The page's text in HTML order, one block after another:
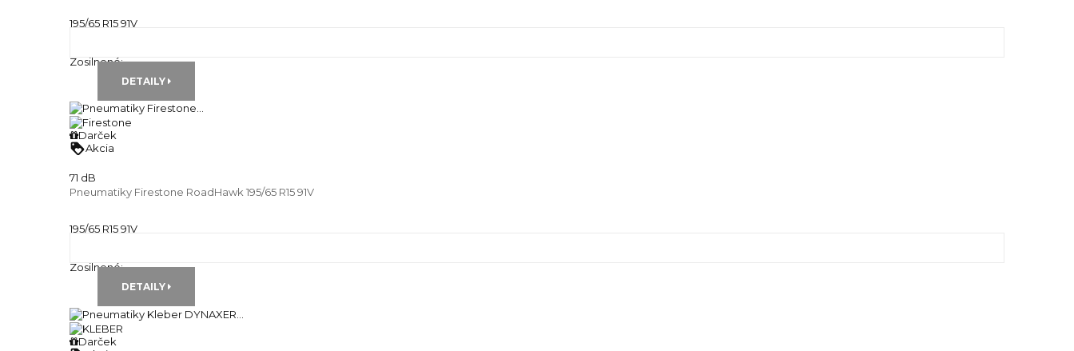
195/65 R15 91V
Zosilnené:---
DETAILY
Darček
loyaltyAkcia
71 dB
Pneumatiky Firestone RoadHawk 195/65 R15 91V
195/65 R15 91V
Zosilnené:---
DETAILY
Darček